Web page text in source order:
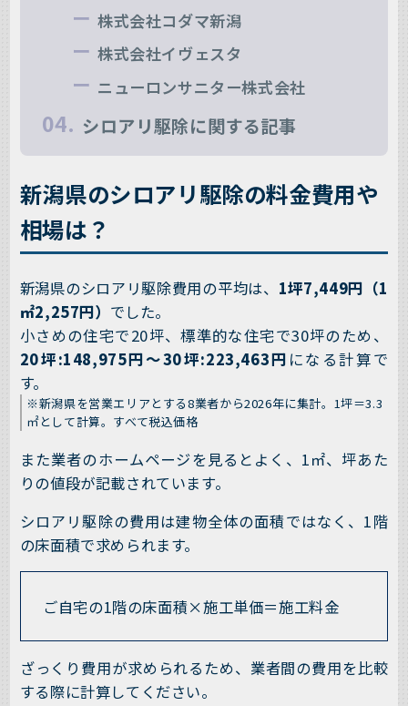
株式会社コダマ新潟
株式会社イヴェスタ
ニューロンサニター株式会社
シロアリ駆除に関する記事
新潟県のシロアリ駆除の料金費用や
相場は？
新潟県のシロアリ駆除費用の平均は、 1坪7,449円（1
㎡2,257円） でした。
小さめの住宅で20坪、標準的な住宅で30坪のため、
20坪:148,975円～30坪:223,463円 になる計算で
す。
※新潟県を営業エリアとする8業者から2026年に集計。1坪＝3.3
㎡として計算。すべて税込価格
また業者のホームページを見るとよく、1㎡、坪あた
りの値段が記載されています。
シロアリ駆除の費用は建物全体の面積ではなく、1階
の床面積で求められます。
ご自宅の1階の床面積×施工単価＝施工料金
ざっくり費用が求められるため、業者間の費用を比較
する際に計算してください。